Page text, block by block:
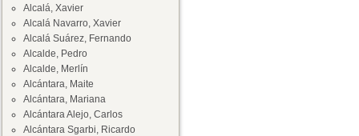
Alcalá, Xavier
Alcalá Navarro, Xavier
Alcalá Suárez, Fernando
Alcalde, Pedro
Alcalde, Merlín
Alcántara, Maite
Alcántara, Mariana
Alcántara Alejo, Carlos
Alcántara Sgarbi, Ricardo